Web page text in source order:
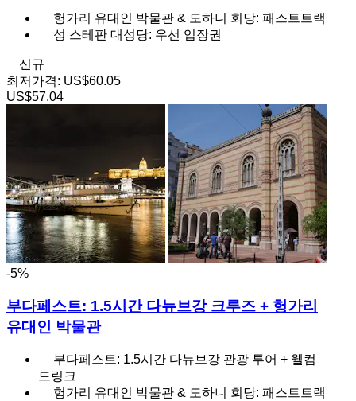
헝가리 유대인 박물관 & 도하니 회당: 패스트트랙
성 스테판 대성당: 우선 입장권
신규
최저가격: US$60.05
US$57.04
-5%
부다페스트: 1.5시간 다뉴브강 크루즈 + 헝가리
유대인 박물관
부다페스트: 1.5시간 다뉴브강 관광 투어 + 웰컴
드링크
헝가리 유대인 박물관 & 도하니 회당: 패스트트랙